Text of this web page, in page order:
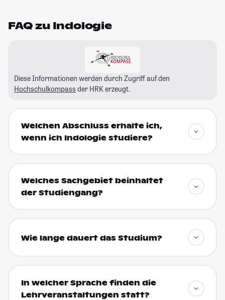
FAQ zu Indologie
Diese Informationen werden durch Zugriff auf den
Hochschulkompass der HRK erzeugt.
Welchen Abschluss erhalte ich,
wenn ich Indologie studiere?
Welches Sachgebiet beinhaltet
der Studiengang?
Wie lange dauert das Studium?
In welcher Sprache finden die
Lehrveranstaltungen statt?